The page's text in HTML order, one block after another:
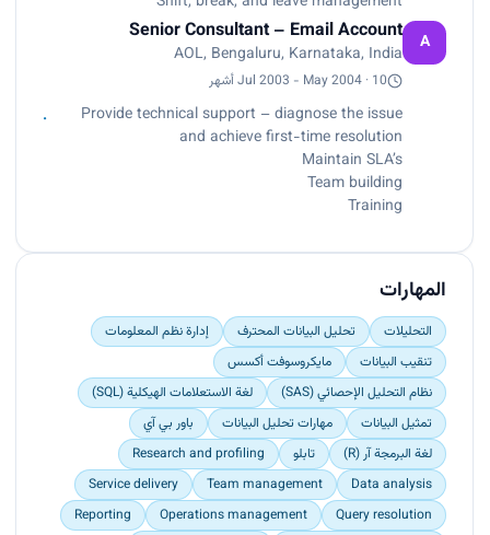
A
Senior Consultant – Email Account
AOL, Bengaluru, Karnataka, India
Jul 2003 - May 2004 · 10 أشهر
Provide technical support – diagnose the issue
and achieve first-time resolution
Maintain SLA’s
Team building
Training
المهارات
التحليلات تحليل البيانات المحترف
إدارة نظم المعلومات
تنقيب البيانات
مايكروسوفت أكسس
نظام التحليل الإحصائي (SAS)
لغة الاستعلامات الهيكلية (SQL)
تمثيل البيانات
مهارات تحليل البيانات
باور بي آي
لغة البرمجة آر (R)
تابلو
Research and profiling
Data analysis
Team management
Service delivery
Query resolution
Operations management
Reporting